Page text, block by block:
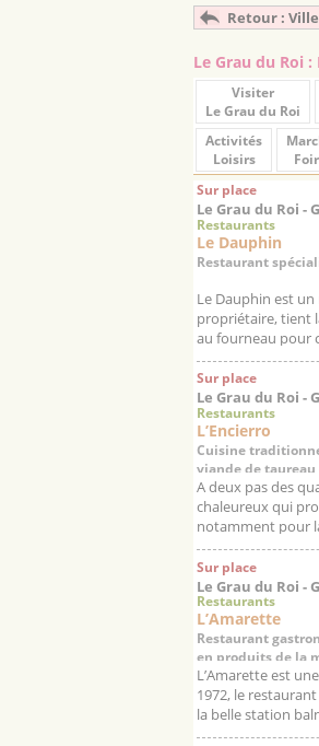
Retour :
Le Grau du Roi
Visiter
Le Grau du Roi
Activités
Loisirs
Sur place
Le Grau du Roi -
Restaurants
Le Dauphin
Restaurant
Le Dauphin est
propriétaire, tient
au fourneau pour
pê...
Sur place
Le Grau du Roi -
Restaurants
L’Encierro
Cuisine
viande de taureau
A deux pas des
chaleureux qui
notamment pour
restaurant s’est
Sur place
Le Grau du Roi -
Restaurants
L’Amarette
Restaurant
en produits de la
L’Amarette est
1972, le
la belle station
Av...